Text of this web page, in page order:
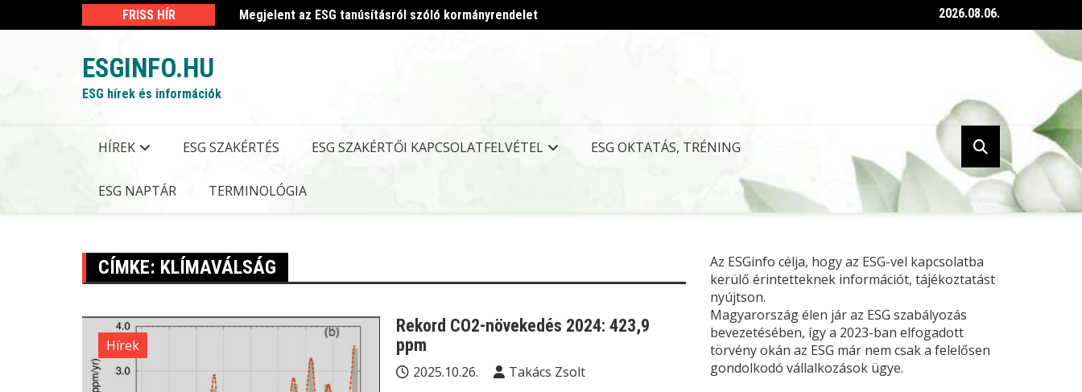
to
FRISS HÍR Megjelent az ESG tanúsításról szóló kormányrendelet Megjelent az ESG tanúsításról szóló kormányrendelet
2026.08.06.
ESGINFO.HU
ESG hírek és információk
HÍREK ESG SZAKÉRTÉS ESG SZAKÉRTŐI KAPCSOLATFELVÉTEL ESG OKTATÁS, TRÉNING
ESG NAPTÁR TERMINOLÓGIA
CÍMKE: KLÍMAVÁLSÁG
Hírek
Rekord CO2-növekedés 2024: 423,9
ppm
2025.10.26.
Takács Zsolt
Az ESGinfo célja, hogy az ESG-vel kapcsolatba
kerülő érintetteknek információt, tájékoztatást
nyújtson.
Magyarország élen jár az ESG szabályozás
bevezetésében, így a 2023-ban elfogadott
törvény okán az ESG már nem csak a felelősen
gondolkodó vállalkozások ügye.